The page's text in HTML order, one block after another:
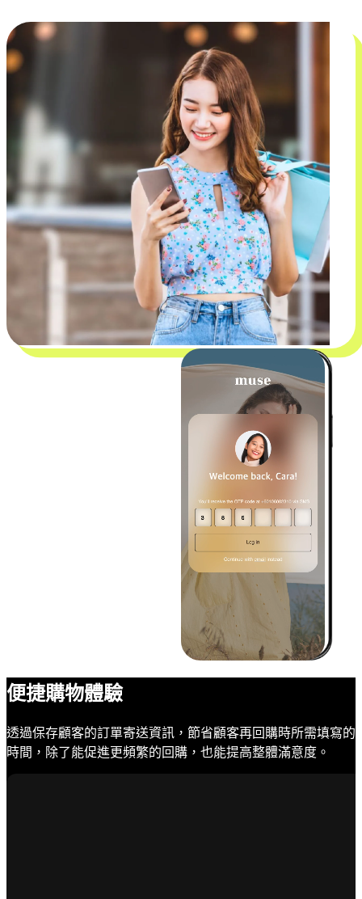
便捷購物體驗
透過保存顧客的訂單寄送資訊，節省顧客再回購時所需填寫的
時間，除了能促進更頻繁的回購，也能提高整體滿意度。